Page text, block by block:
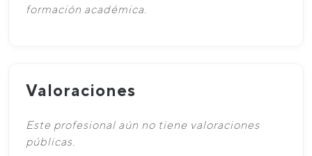
formación académica.
Valoraciones
Este profesional aún no tiene valoraciones
públicas.